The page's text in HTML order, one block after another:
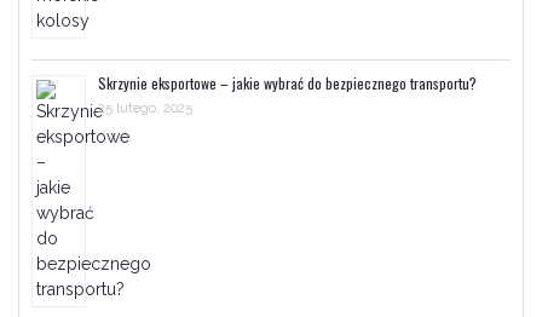
Skrzynie eksportowe – jakie wybrać do bezpiecznego transportu?
25 lutego, 2025